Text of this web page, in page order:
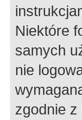
Niektóre
samych
nie
zgodnie z